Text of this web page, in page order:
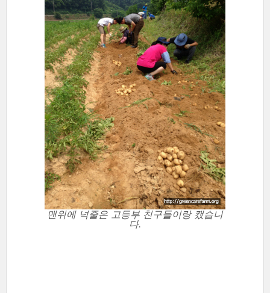
맨위에 넉줄은 고등부 친구들이랑 캤습니
다.